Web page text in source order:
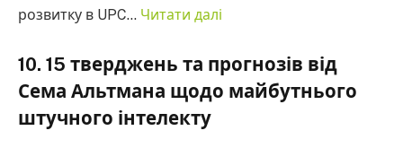
розвитку в UPC… Читати далі
10. 15 тверджень та прогнозів від
Сема Альтмана щодо майбутнього
штучного інтелекту